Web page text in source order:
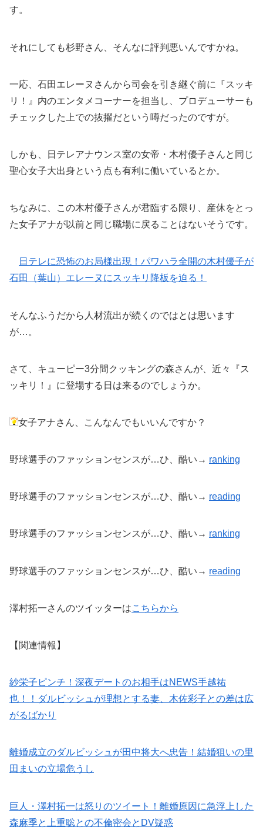
す。
それにしても杉野さん、そんなに評判悪いんですかね。
一応、石田エレーヌさんから司会を引き継ぐ前に『スッキ
リ！』内のエンタメコーナーを担当し、プロデューサーも
チェックした上での抜擢だという噂だったのですが。
しかも、日テレアナウンス室の女帝・木村優子さんと同じ
聖心女子大出身という点も有利に働いているとか。
ちなみに、この木村優子さんが君臨する限り、産休をとっ
た女子アナが以前と同じ職場に戻ることはないそうです。
日テレに恐怖のお局様出現！パワハラ全開の木村優子が
石田（葉山）エレーヌにスッキリ降板を迫る！
そんなふうだから人材流出が続くのではとは思います
が…。
さて、キューピー3分間クッキングの森さんが、近々『ス
ッキリ！』に登場する日は来るのでしょうか。
女子アナさん、こんなんでもいいんですか？
野球選手のファッションセンスが…ひ、酷い→ ranking
野球選手のファッションセンスが…ひ、酷い→ reading
野球選手のファッションセンスが…ひ、酷い→ ranking
野球選手のファッションセンスが…ひ、酷い→ reading
澤村拓一さんのツイッターはこちらから
【関連情報】
紗栄子ピンチ！深夜デートのお相手はNEWS手越祐
也！！ダルビッシュが理想とする妻、木佐彩子との差は広
がるばかり
離婚成立のダルビッシュが田中将大へ忠告！結婚狙いの里
田まいの立場危うし
巨人・澤村拓一は怒りのツイート！離婚原因に急浮上した
森麻季と上重聡との不倫密会とDV疑惑